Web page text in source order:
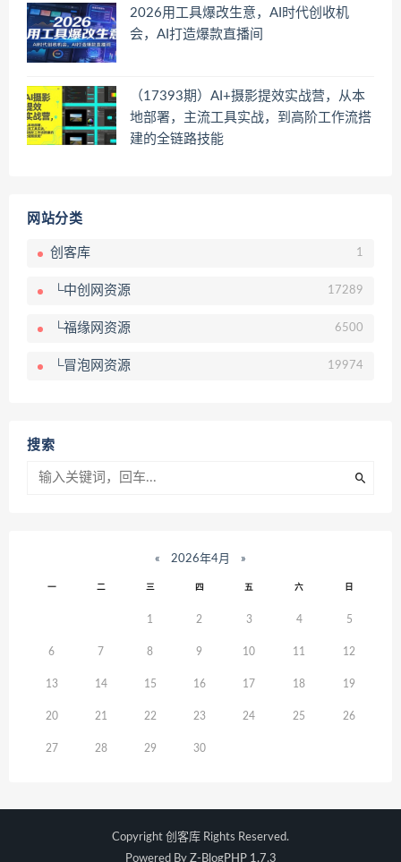
2026用工具爆改生意，AI时代创收机
会，AI打造爆款直播间
（17393期）AI+摄影提效实战营，从本
地部署，主流工具实战，到高阶工作流搭
建的全链路技能
网站分类
创客库 1
└中创网资源 17289
└福缘网资源 6500
└冒泡网资源 19974
搜索
« 2026年4月 »
一 二 三 四 五 六 日
1 2 3 4 5
6 7 8 9 10 11 12
13 14 15 16 17 18 19
20 21 22 23 24 25 26
27 28 29 30
Copyright 创客库 Rights Reserved.
Powered By Z-BlogPHP 1.7.3